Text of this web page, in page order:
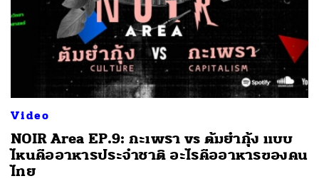
Video
NOIR Area EP.9: กะเพรา vs ต้มยำกุ้ง แบบ
ไหนคืออาหารประจำชาติ อะไรคืออาหารของคน
ไทย